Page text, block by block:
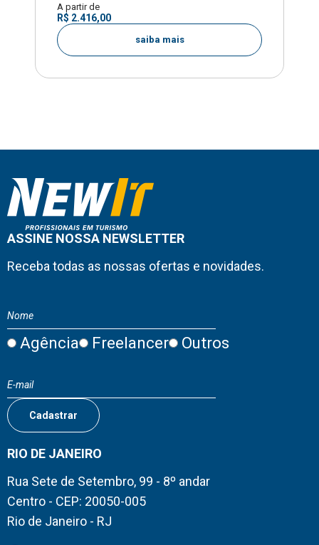
A partir de
R$ 2.416,00
saiba mais
ASSINE NOSSA NEWSLETTER
Receba todas as nossas ofertas e novidades.
Agência Freelancer Outros
RIO DE JANEIRO
Rua Sete de Setembro, 99 - 8º andar
Centro - CEP: 20050-005
Rio de Janeiro - RJ